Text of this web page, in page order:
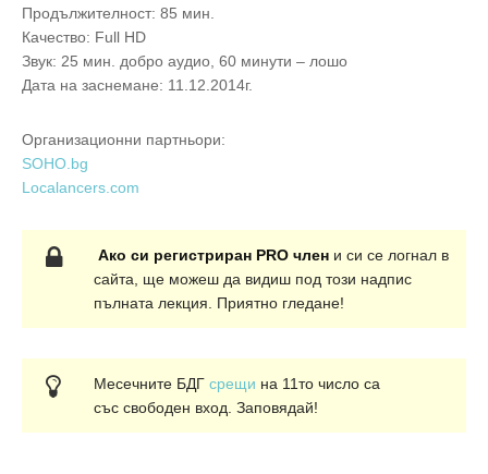
Продължителност: 85 мин.
Качество: Full HD
Звук: 25 мин. добро аудио, 60 минути – лошо
Дата на заснемане: 11.12.2014г.
Организационни партньори:
SOHO.bg
Localancers.com
Ако си регистриран PRO член и си се логнал в
сайта, ще можеш да видиш под този надпис
пълната лекция. Приятно гледане!
Месечните БДГ срещи на 11то число са
със свободен вход. Заповядай!